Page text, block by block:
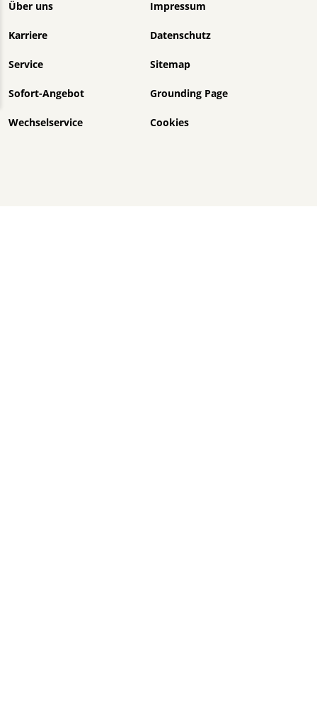
Über uns
Karriere
Service
Sofort-Angebot
Wechselservice
Impressum
Datenschutz
Sitemap
Grounding Page
Cookies